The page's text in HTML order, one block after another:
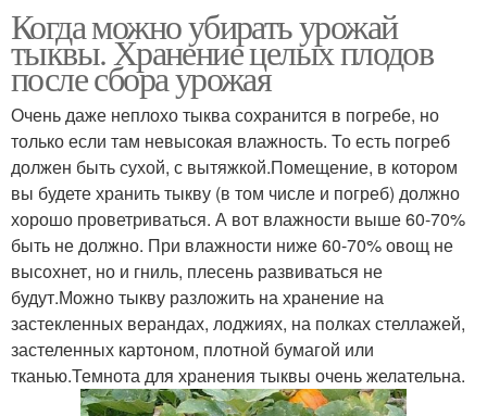
Когда можно убирать урожай
тыквы. Хранение целых плодов
после сбора урожая
Очень даже неплохо тыква сохранится в погребе, но
только если там невысокая влажность. То есть погреб
должен быть сухой, с вытяжкой.Помещение, в котором
вы будете хранить тыкву (в том числе и погреб) должно
хорошо проветриваться. А вот влажности выше 60-70%
быть не должно. При влажности ниже 60-70% овощ не
высохнет, но и гниль, плесень развиваться не
будут.Можно тыкву разложить на хранение на
застекленных верандах, лоджиях, на полках стеллажей,
застеленных картоном, плотной бумагой или
тканью.Темнота для хранения тыквы очень желательна.